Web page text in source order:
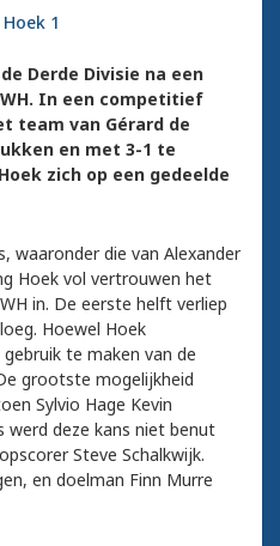
Hoek 1
Derde Divisie na een
In een competitief
team van Gérard de
en met 3-1 te
zich op een gedeelde
waaronder die van Alexander
Hoek vol vertrouwen het
in. De eerste helft verliep
Hoewel Hoek
te maken van de
grootste mogelijkheid
Sylvio Hage Kevin
werd deze kans niet benut
Steve Schalkwijk.
en doelman Finn Murre